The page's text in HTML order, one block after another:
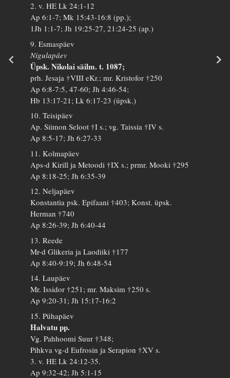
2. v. HE Lk 24:1-12
Ap 6:1-7; Mk 15:43-16:8 (pp.);
1Jh 1:1-7; Jh 19:25-27, 21:24-25 (ap.)
9. Esmaspäev
Nigulapäev
Üpsk. Nikolai säilm. t. 1087;
prh. Jesaja †VIII eKr.; mr. Kristofor †250
Ap 6:8-7:5, 47-60; Jh 4:46-54;
Hb 13:17-21; Lk 6:17-23 (üpsk.)
10. Teisipäev
Ap. Siimon Seloot †I s.; vg. Taissia †IV s.
Ap 8:5-17; Jh 6:27-33
11. Kolmapäev
Aps-d Kirill ja Metoodi †IX s.; prmr. Mooki †295
Ap 8:18-25; Jh 6:35-39
12. Neljapäev
Konstantia psk. Epifaani †403; Konst. üpsk.
Herman †740
Ap 8:26-39; Jh 6:40-44
13. Reede
Mr-d Glikeria ja Laodiiki †177
Ap 8:40-9:19; Jh 6:48-54
14. Laupäev
Mr. Issidor †251; mr. Maksim †250 s.
Ap 9:20-31; Jh 15:17-16:2
15. Pühapäev
Halvatu pp.
Vg. Pahhoomi Suur †348;
Pihkva vg-d Eufrosin ja Serapion †XV s.
3. v. HE Lk 24:12-35.
Ap 9:32-42; Jh 5:1-15